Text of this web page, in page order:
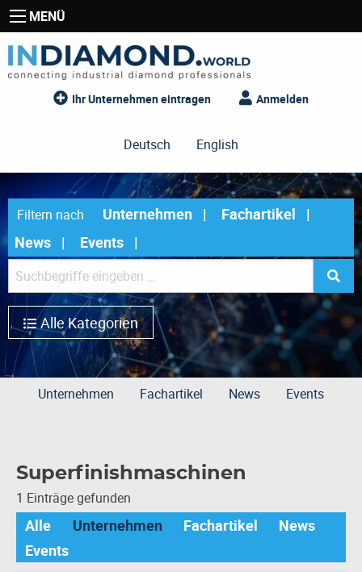
MENÜ
Ihr Unternehmen eintragen Anmelden
Deutsch English
Filtern nach Unternehmen
Fachartikel
News
Events
Alle Kategorien
Unternehmen Fachartikel News Events
Superfinishmaschinen
1 Einträge gefunden
Alle Unternehmen Fachartikel
News
Events